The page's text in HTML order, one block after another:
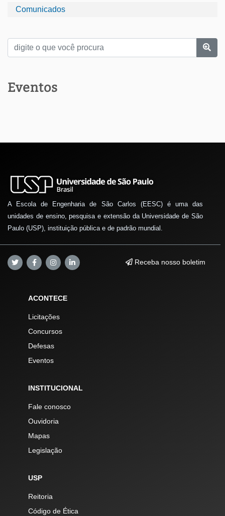
Comunicados
Eventos
A Escola de Engenharia de São Carlos (EESC) é uma das
unidades de ensino, pesquisa e extensão da Universidade de São
Paulo (USP), instituição pública e de padrão mundial.
Receba nosso boletim
ACONTECE
Licitações
Concursos
Defesas
Eventos
INSTITUCIONAL
Fale conosco
Ouvidoria
Mapas
Legislação
USP
Reitoria
Código de Ética